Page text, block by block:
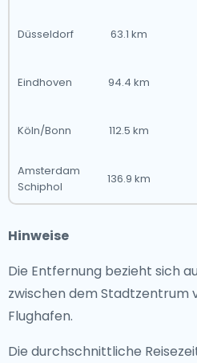
Düsseldorf 63.1 km
Eindhoven 94.4 km
Köln/Bonn 112.5 km
Amsterdam
Schiphol
136.9 km
Hinweise
Die Entfernung bezieht sich
zwischen dem Stadtzentrum
Flughafen.
Die durchschnittliche